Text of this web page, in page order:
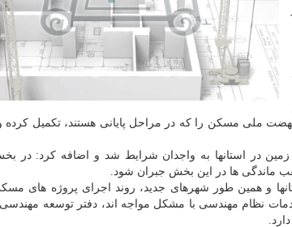
در استانها به واجدان شرایط شد و اضافه کرد: در
و همین طور شهرهای جدید، روند اجرای پروژه های
نظام مهندسی با مشکل مواجه اند، دفتر توسعه